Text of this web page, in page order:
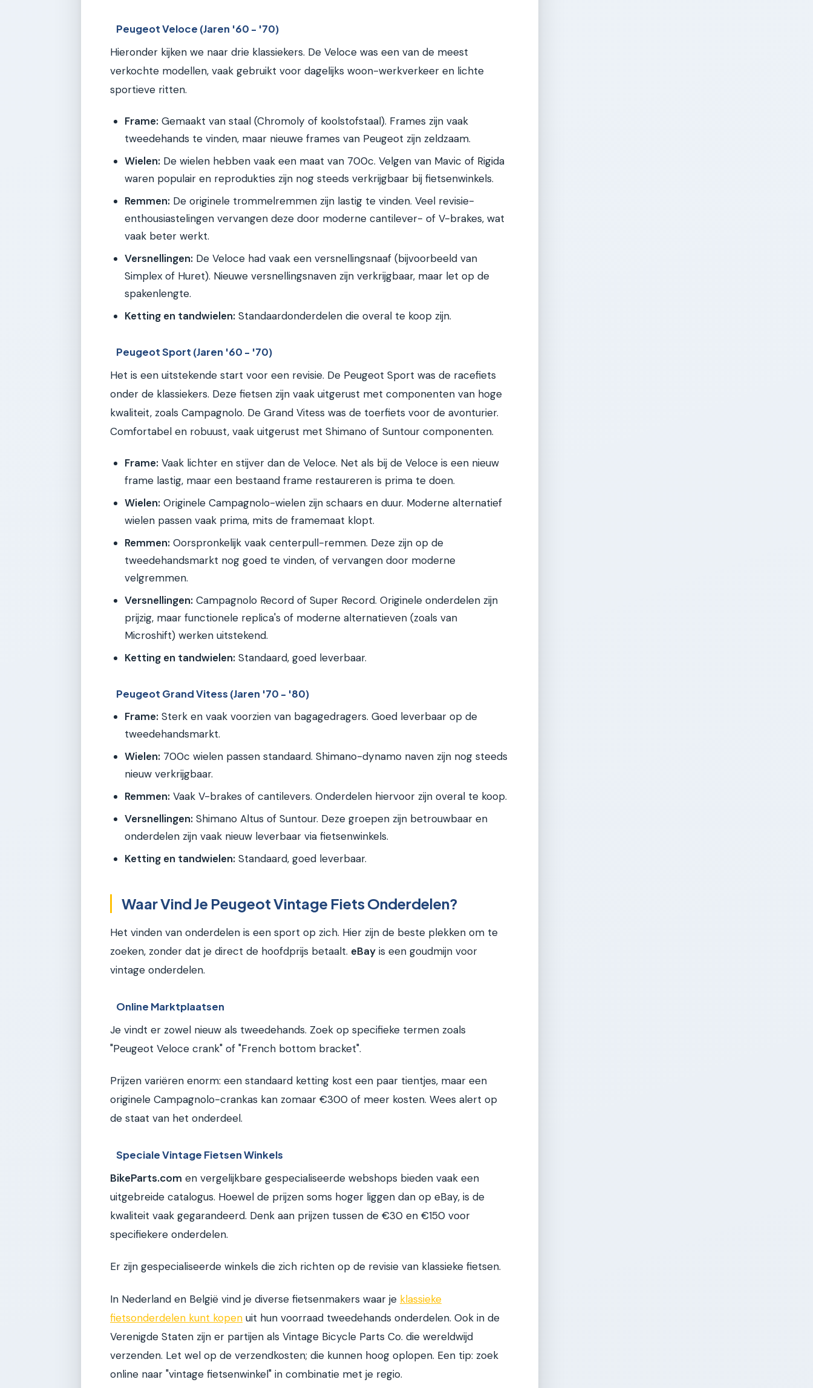
Peugeot Veloce (Jaren '60 - '70)
Hieronder kijken we naar drie klassiekers. De Veloce was een van de meest
verkochte modellen, vaak gebruikt voor dagelijks woon-werkverkeer en lichte
sportieve ritten.
Frame: Gemaakt van staal (Chromoly of koolstofstaal). Frames zijn vaak
tweedehands te vinden, maar nieuwe frames van Peugeot zijn zeldzaam.
Wielen: De wielen hebben vaak een maat van 700c. Velgen van Mavic of Rigida
waren populair en reprodukties zijn nog steeds verkrijgbaar bij fietsenwinkels.
Remmen: De originele trommelremmen zijn lastig te vinden. Veel revisie-
enthousiastelingen vervangen deze door moderne cantilever- of V-brakes, wat
vaak beter werkt.
Versnellingen: De Veloce had vaak een versnellingsnaaf (bijvoorbeeld van
Simplex of Huret). Nieuwe versnellingsnaven zijn verkrijgbaar, maar let op de
spakenlengte.
Ketting en tandwielen: Standaardonderdelen die overal te koop zijn.
Peugeot Sport (Jaren '60 - '70)
Het is een uitstekende start voor een revisie. De Peugeot Sport was de racefiets
onder de klassiekers. Deze fietsen zijn vaak uitgerust met componenten van hoge
kwaliteit, zoals Campagnolo. De Grand Vitess was de toerfiets voor de avonturier.
Comfortabel en robuust, vaak uitgerust met Shimano of Suntour componenten.
Frame: Vaak lichter en stijver dan de Veloce. Net als bij de Veloce is een nieuw
frame lastig, maar een bestaand frame restaureren is prima te doen.
Wielen: Originele Campagnolo-wielen zijn schaars en duur. Moderne alternatief
wielen passen vaak prima, mits de framemaat klopt.
Remmen: Oorspronkelijk vaak centerpull-remmen. Deze zijn op de
tweedehandsmarkt nog goed te vinden, of vervangen door moderne
velgremmen.
Versnellingen: Campagnolo Record of Super Record. Originele onderdelen zijn
prijzig, maar functionele replica's of moderne alternatieven (zoals van
Microshift) werken uitstekend.
Ketting en tandwielen: Standaard, goed leverbaar.
Peugeot Grand Vitess (Jaren '70 - '80)
Frame: Sterk en vaak voorzien van bagagedragers. Goed leverbaar op de
tweedehandsmarkt.
Wielen: 700c wielen passen standaard. Shimano-dynamo naven zijn nog steeds
nieuw verkrijgbaar.
Remmen: Vaak V-brakes of cantilevers. Onderdelen hiervoor zijn overal te koop.
Versnellingen: Shimano Altus of Suntour. Deze groepen zijn betrouwbaar en
onderdelen zijn vaak nieuw leverbaar via fietsenwinkels.
Ketting en tandwielen: Standaard, goed leverbaar.
Waar Vind Je Peugeot Vintage Fiets Onderdelen?
Het vinden van onderdelen is een sport op zich. Hier zijn de beste plekken om te
zoeken, zonder dat je direct de hoofdprijs betaalt. eBay is een goudmijn voor
vintage onderdelen.
Online Marktplaatsen
Je vindt er zowel nieuw als tweedehands. Zoek op specifieke termen zoals
"Peugeot Veloce crank" of "French bottom bracket".
Prijzen variëren enorm: een standaard ketting kost een paar tientjes, maar een
originele Campagnolo-crankas kan zomaar €300 of meer kosten. Wees alert op
de staat van het onderdeel.
Speciale Vintage Fietsen Winkels
BikeParts.com en vergelijkbare gespecialiseerde webshops bieden vaak een
uitgebreide catalogus. Hoewel de prijzen soms hoger liggen dan op eBay, is de
kwaliteit vaak gegarandeerd. Denk aan prijzen tussen de €30 en €150 voor
specifiekere onderdelen.
Er zijn gespecialiseerde winkels die zich richten op de revisie van klassieke fietsen.
In Nederland en België vind je diverse fietsenmakers waar je klassieke
fietsonderdelen kunt kopen uit hun voorraad tweedehands onderdelen. Ook in de
Verenigde Staten zijn er partijen als Vintage Bicycle Parts Co. die wereldwijd
verzenden. Let wel op de verzendkosten; die kunnen hoog oplopen. Een tip: zoek
online naar "vintage fietsenwinkel" in combinatie met je regio.